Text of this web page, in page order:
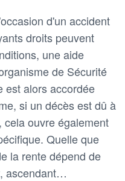
d'un accident
droits peuvent
une aide
de Sécurité
est alors accordée
si un décès est dû à
ouvre également
Quelle que
la rente dépend de
ascendant…